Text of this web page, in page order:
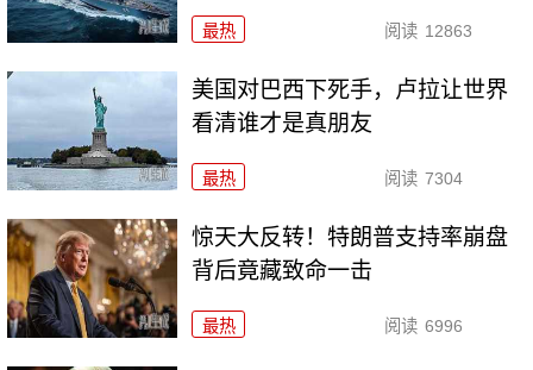
最热 阅读 12863
美国对巴西下死手，卢拉让世界
看清谁才是真朋友
最热 阅读 7304
惊天大反转！特朗普支持率崩盘
背后竟藏致命一击
最热 阅读 6996